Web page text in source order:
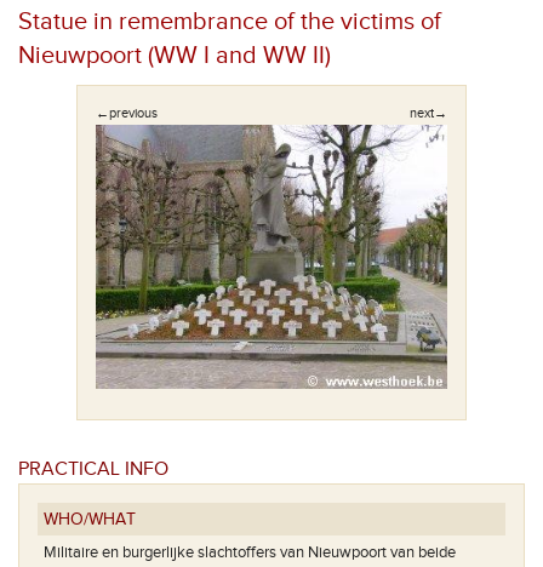
Statue in remembrance of the victims of
Nieuwpoort (WW I and WW II)
←previous next→
PRACTICAL INFO
WHO/WHAT
Militaire en burgerlijke slachtoffers van Nieuwpoort van beide